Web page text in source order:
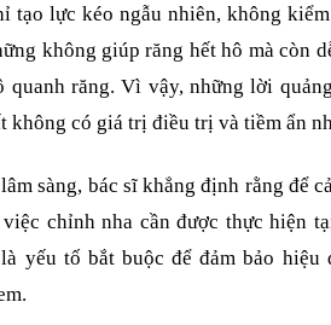
tạo lực kéo ngẫu nhiên, không
không giúp răng hết hô mà còn
quanh răng. Vì vậy, những lời
không có giá trị điều trị và tiềm ẩn
sàng, bác sĩ khẳng định rằng để
chỉnh nha cần được thực hiện
yếu tố bắt buộc để đảm bảo